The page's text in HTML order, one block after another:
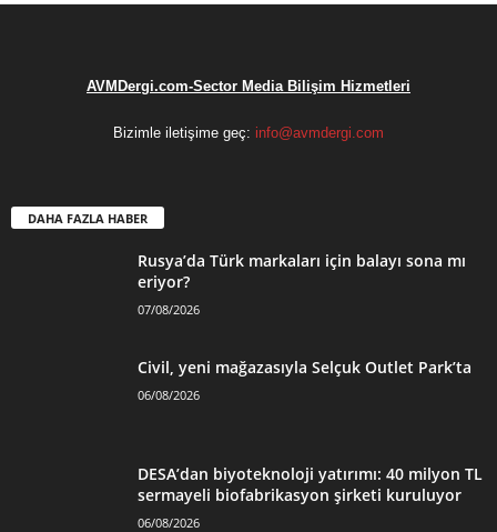
AVMDergi.com-Sector Media Bilişim Hizmetleri
Bizimle iletişime geç: info@avmdergi.com
DAHA FAZLA HABER
Rusya’da Türk markaları için balayı sona mı
eriyor?
07/08/2026
Civil, yeni mağazasıyla Selçuk Outlet Park’ta
06/08/2026
DESA’dan biyoteknoloji yatırımı: 40 milyon TL
sermayeli biofabrikasyon şirketi kuruluyor
06/08/2026